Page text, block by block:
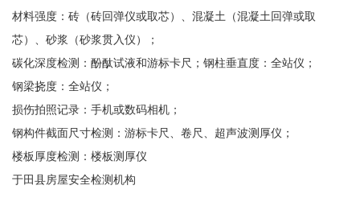
材料强度：砖（砖回弹仪或取芯）、混凝土（混凝土回弹或取
芯）、砂浆（砂浆贯入仪）；
碳化深度检测：酚酞试液和游标卡尺；钢柱垂直度：全站仪；
钢梁挠度：全站仪；
损伤拍照记录：手机或数码相机；
钢构件截面尺寸检测：游标卡尺、卷尺、超声波测厚仪；
楼板厚度检测：楼板测厚仪
于田县房屋安全检测机构